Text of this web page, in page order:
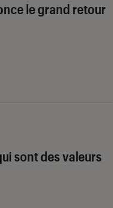
le grand retour
sont des valeurs